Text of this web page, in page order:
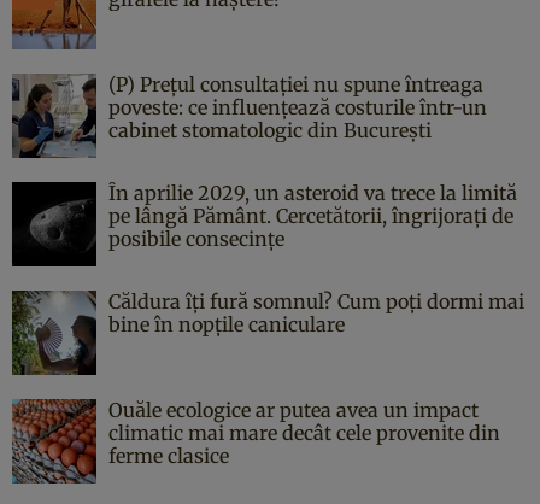
(P) Prețul consultației nu spune întreaga
poveste: ce influențează costurile într-un
cabinet stomatologic din București
În aprilie 2029, un asteroid va trece la limită
pe lângă Pământ. Cercetătorii, îngrijorați de
posibile consecințe
Căldura îți fură somnul? Cum poți dormi mai
bine în nopțile caniculare
Ouăle ecologice ar putea avea un impact
climatic mai mare decât cele provenite din
ferme clasice